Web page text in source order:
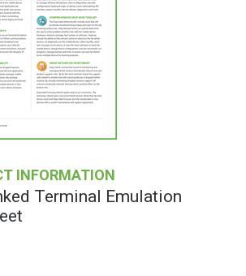
INFORMATION
Terminal Emulation